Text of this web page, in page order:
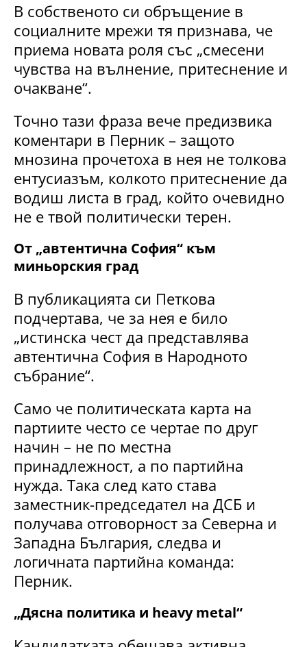
В собственото си обръщение в
социалните мрежи тя признава, че
приема новата роля със „смесени
чувства на вълнение, притеснение и
очакване“.
Точно тази фраза вече предизвика
коментари в Перник – защото
мнозина прочетоха в нея не толкова
ентусиазъм, колкото притеснение да
водиш листа в град, който очевидно
не е твой политически терен.
От „автентична София“ към
миньорския град
В публикацията си Петкова
подчертава, че за нея е било
„истинска чест да представлява
автентична София в Народното
събрание“.
Само че политическата карта на
партиите често се чертае по друг
начин – не по местна
принадлежност, а по партийна
нужда. Така след като става
заместник-председател на ДСБ и
получава отговорност за Северна и
Западна България, следва и
логичната партийна команда:
Перник.
„Дясна политика и heavy metal“